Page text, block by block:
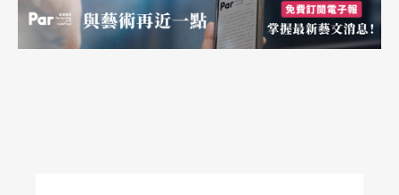
是跳舞本身，不是別的。